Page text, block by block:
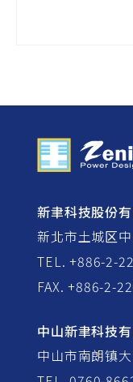
新聿科技股份
新北市土城区
TEL. +886-2-
FAX. +886-2-
中山新聿科技
中山市南朗镇